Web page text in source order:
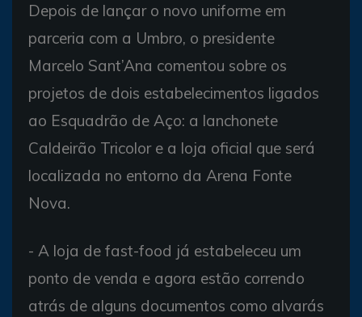
Depois de lançar o novo uniforme em
parceria com a Umbro, o presidente
Marcelo Sant’Ana comentou sobre os
projetos de dois estabelecimentos ligados
ao Esquadrão de Aço: a lanchonete
Caldeirão Tricolor e a loja oficial que será
localizada no entorno da Arena Fonte
Nova.
- A loja de fast-food já estabeleceu um
ponto de venda e agora estão correndo
atrás de alguns documentos como alvarás